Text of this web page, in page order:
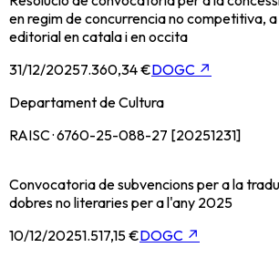
en regim de concurrencia no competitiva,
editorial en catala i en occita
31/12/20257.360,34 €DOGC ↗
Departament de Cultura
RAISC · 6760-25-088-27 [20251231]
Convocatoria de subvencions per a la
dobres no literaries per a l'any 2025
10/12/20251.517,15 €DOGC ↗